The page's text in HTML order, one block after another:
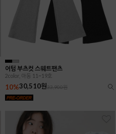
어텀 부츠컷 스웨트팬츠
2color, 아동 11~19호
10%30,510원33,900원